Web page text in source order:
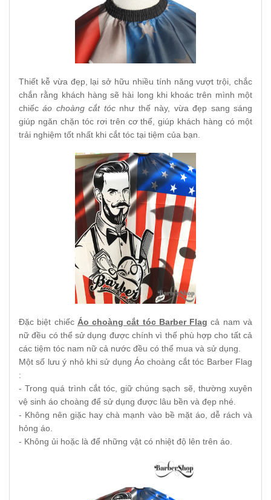
Thiết kễ vừa đẹp, lại sở hữu nhiều tính năng vượt trội, chắc
chắn rằng khách hàng sẽ hài long khi khoác trên mình một
chiếcáo choàng cắt tócnhư thế này, vừa đẹp sang sáng
giúp ngăn chặn tóc rơi trên cơ thể, giúp khách hàng có một
trải nghiệm tốt nhất khi cắt tóc tại tiệm của bạn.
Đặc biệt chiếc Áo choàng cắt tóc Barber Flag cả nam và
nữ đều có thể sử dụng được chính vì thế phù hợp cho tất cả
các tiệm tóc nam nữ cả nước đều có thể mua và sử dụng.
Một số lưu ý nhỏ khi sử dụng Áo choàng cắt tóc Barber Flag
:
- Trong quá trình cắt tóc, giữ chúng sạch sẽ, thường xuyên
vệ sinh áo choàng để sử dụng được lâu bền và đẹp nhé.
- Không nên giặc hay chà mạnh vào bề mặt áo, dễ rách và
hỏng áo.
- Không ủi hoặc là để những vật có nhiệt độ lên trên áo.